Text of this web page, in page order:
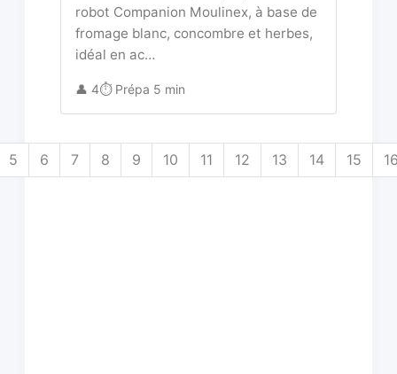
robot Companion Moulinex, à base de
fromage blanc, concombre et herbes,
idéal en ac…
👤 4⏱️ Prépa 5 min
5 6 7 8 9 10 11 12 13 14 15